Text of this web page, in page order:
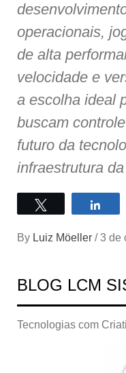
operacionais,
de alta
velocidade e
a escolha ideal
buscam
futuro da
infraestrutura da
By Luiz Möeller / 3 de
BLOG LCM
Tecnologias com